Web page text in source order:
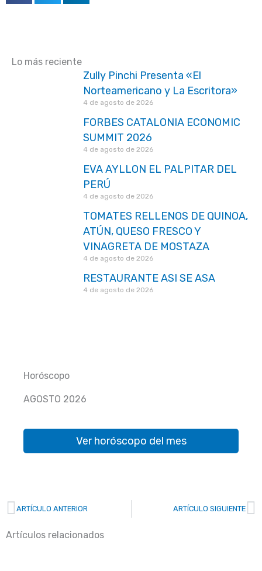
Lo más reciente
Zully Pinchi Presenta «El
Norteamericano y La Escritora»
4 de agosto de 2026
FORBES CATALONIA ECONOMIC
SUMMIT 2026
4 de agosto de 2026
EVA AYLLON EL PALPITAR DEL
PERÚ
4 de agosto de 2026
TOMATES RELLENOS DE QUINOA,
ATÚN, QUESO FRESCO Y
VINAGRETA DE MOSTAZA
4 de agosto de 2026
RESTAURANTE ASI SE ASA
4 de agosto de 2026
Horóscopo
AGOSTO 2026
Ver horóscopo del mes
Prev
ARTÍCULO ANTERIOR ARTÍCULO SIGUIENTE
Artículos relacionados